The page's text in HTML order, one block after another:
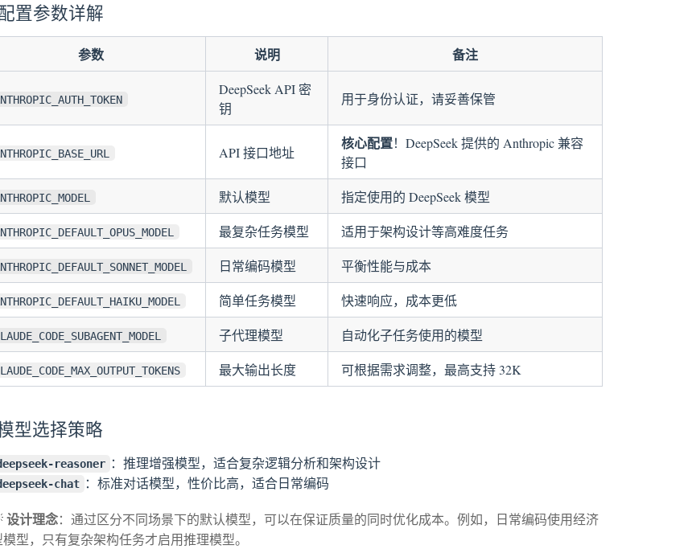
置参数详解
参数 说明 备注
DeepSeek API 密
钥
用于身份认证，请妥善保管
API 接口地址
核心配置！DeepSeek 提供的 Anthropic 兼容
接口
默认模型 指定使用的 DeepSeek 模型
最复杂任务模型 适用于架构设计等高难度任务
日常编码模型 平衡性能与成本
简单任务模型 快速响应，成本更低
子代理模型 自动化子任务使用的模型
最大输出长度 可根据需求调整，最高支持 32K
型选择策略
reasoner ：推理增强模型，适合复杂逻辑分析和架构设计
chat ：标准对话模型，性价比高，适合日常编码
设计理念：通过区分不同场景下的默认模型，可以在保证质量的同时优化成本。例如，日常编码使用经济
模型，只有复杂架构任务才启用推理模型。